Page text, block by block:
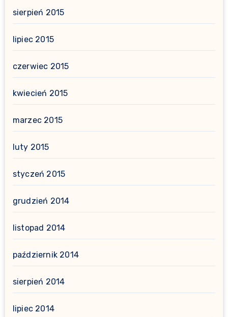
sierpień 2015
lipiec 2015
czerwiec 2015
kwiecień 2015
marzec 2015
luty 2015
styczeń 2015
grudzień 2014
listopad 2014
październik 2014
sierpień 2014
lipiec 2014